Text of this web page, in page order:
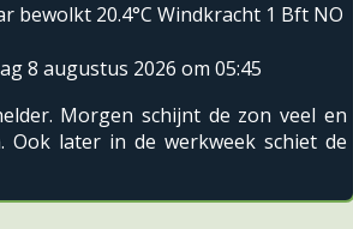
bewolkt 20.4°C Windkracht 1 Bft NO
8 augustus 2026 om 05:45
Morgen schijnt de zon veel en
later in de werkweek schiet de